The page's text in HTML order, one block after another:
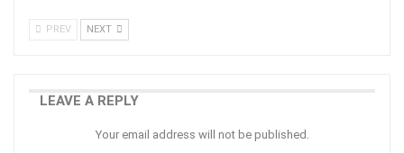
PREV NEXT
LEAVE A REPLY
Your email address will not be published.